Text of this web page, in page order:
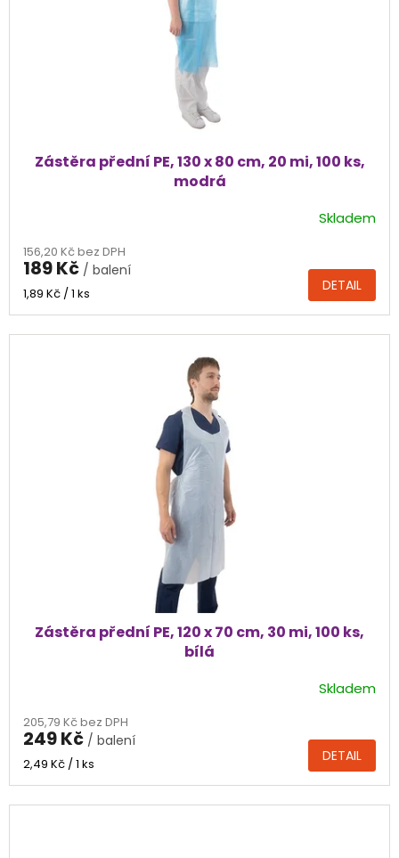
Zástěra přední PE, 130 x 80 cm, 20 mi, 100 ks,
modrá
Skladem
156,20 Kč bez DPH
189 Kč / balení
Měrná
1,89 Kč / 1 ks DETAIL
Zástěra přední PE, 120 x 70 cm, 30 mi, 100 ks,
bílá
Skladem
205,79 Kč bez DPH
249 Kč / balení
Měrná
2,49 Kč / 1 ks DETAIL